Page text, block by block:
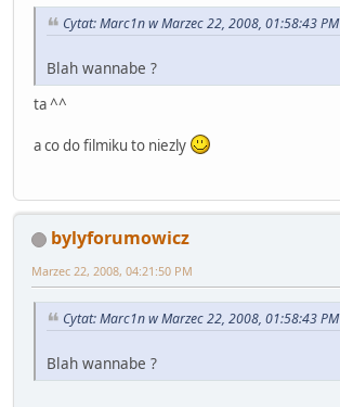
Cytat: Marc1n w Marzec 22, 2008, 01:58:43 PM
Blah wannabe ?
ta ^^
a co do filmiku to niezly
bylyforumowicz
Marzec 22, 2008, 04:21:50 PM
Cytat: Marc1n w Marzec 22, 2008, 01:58:43 PM
Blah wannabe ?